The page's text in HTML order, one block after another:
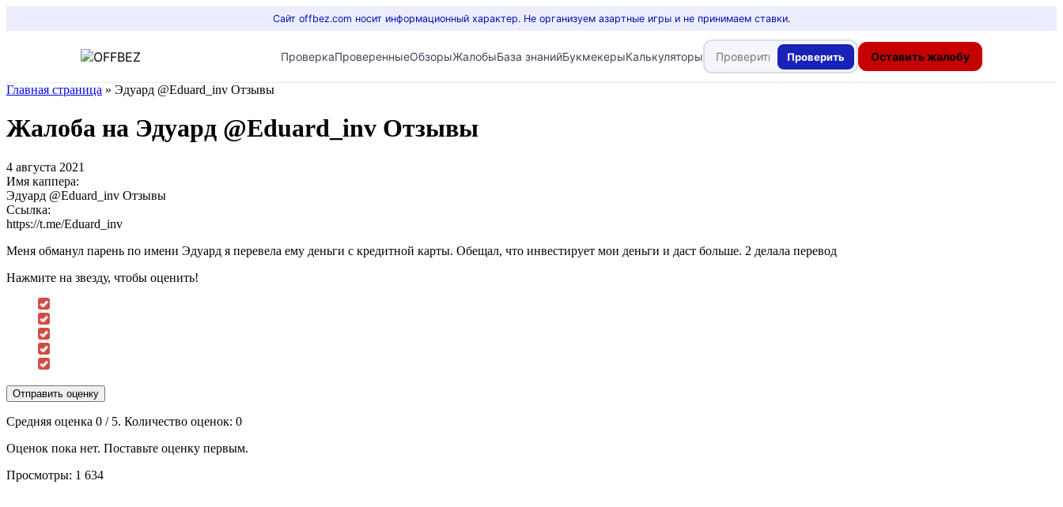
Сайт offbez.com носит информационный характер. Не организуем азартные игры и не принимаем ставки.
ПроверкаПроверенныеОбзорыЖалобыБаза знанийБукмекерыКалькуляторы Проверить Оставить жалобу
Главная страница » Эдуард @Eduard_inv Отзывы
Жалоба на Эдуард @Eduard_inv Отзывы
4 августа 2021
Имя каппера:
Эдуард @Eduard_inv Отзывы
Ссылка:
https://t.me/Eduard_inv
Меня обманул парень по имени Эдуард я перевела ему деньги с кредитной карты. Обещал, что инвестирует мои деньги и даст больше. 2 делала перевод
Нажмите на звезду, чтобы оценить!
Отправить оценку
Средняя оценка 0 / 5. Количество оценок: 0
Оценок пока нет. Поставьте оценку первым.
Просмотры: 1 634